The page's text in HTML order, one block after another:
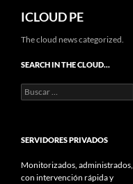
Saltar
contenido
ICLOUD PE
The cloud news categorized.
SEARCH IN THE CLOUD…
Buscar:
SERVIDORES PRIVADOS
Monitorizados, administrados,
con intervención rápida y